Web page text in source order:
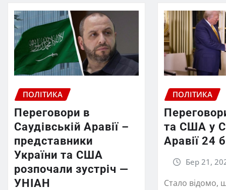
ПОЛІТИКА
Переговори в
Саудівській Аравії –
представники
України та США
розпочали зустріч —
УНІАН
ПОЛІТИКА
та США у
Аравії 24
Бер 21,
Стало відомо,